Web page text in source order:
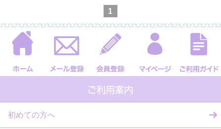
1
初めての方へ